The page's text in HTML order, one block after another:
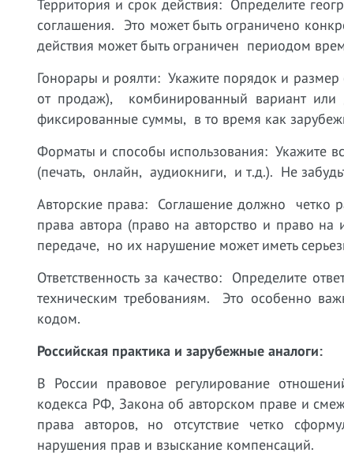
Территория и срок действия: Определите
соглашения. Это может быть ограничено
действия может быть ограничен периодом
Гонорары и роялти: Укажите порядок и
от продаж), комбинированный вариант или
фиксированные суммы, в то время как
Форматы и способы использования: Укажите
(печать, онлайн, аудиокниги, и т.д.). Не
Авторские права: Соглашение должно четко
права автора (право на авторство и право
передаче, но их нарушение может иметь
Ответственность за качество: Определите
техническим требованиям. Это особенно
кодом.
Российская практика и зарубежные аналоги:
В России правовое регулирование
кодекса РФ, Закона об авторском праве и
права авторов, но отсутствие четко
нарушения прав и взыскание компенсаций.